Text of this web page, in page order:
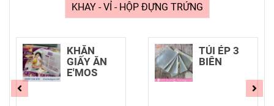
KHAY - VỈ - HỘP ĐỰNG TRỨNG
KHĂN
GIẤY ĂN
E'MOS
TÚI ÉP 3
BIÊN